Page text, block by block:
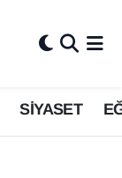
SİYASET